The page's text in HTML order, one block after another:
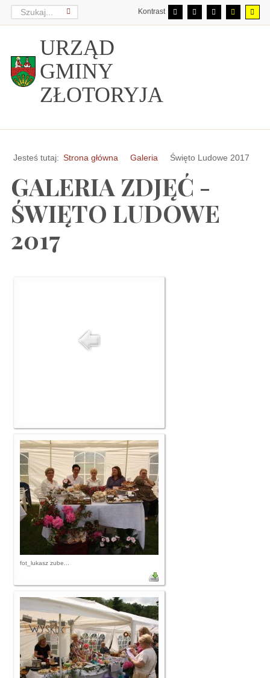
Kontrast
URZĄD
GMINY
ZŁOTORYJA
Jesteś tutaj: Strona główna Galeria Święto Ludowe 2017
GALERIA ZDJĘĆ -
ŚWIĘTO LUDOWE
2017
fot_lukasz zube...